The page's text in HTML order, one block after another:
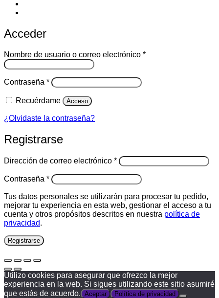
Acceder
Nombre de usuario o correo electrónico *Obligatorio
Contraseña *Obligatorio
Recuérdame Acceso
¿Olvidaste la contraseña?
Registrarse
Dirección de correo electrónico *Obligatorio
Contraseña *Obligatorio
Tus datos personales se utilizarán para procesar tu pedido,
mejorar tu experiencia en esta web, gestionar el acceso a tu
cuenta y otros propósitos descritos en nuestra política de
privacidad.
Registrarse
Utilizo cookies para asegurar que ofrezco la mejor
experiencia en la web. Si sigues utilizando este sitio asumiré
que estás de acuerdo. Aceptar Política de privacidad